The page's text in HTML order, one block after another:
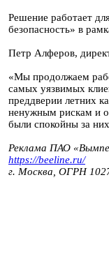
Решение работает
безопасность» в
Петр Алферов,
«Мы продолжаем
самых уязвимых
преддверии летних
ненужным рискам и
были спокойны за
Реклама ПАО
https://beeline.ru/
г. Москва, ОГРН